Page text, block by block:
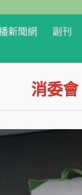
新聞網 副刊
消委會